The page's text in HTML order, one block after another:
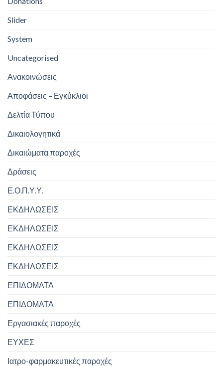
Slider
System
Uncategorised
Ανακοινώσεις
Αποφάσεις – Εγκύκλιοι
Δελτία Τύπου
Δικαιολογητικά
Δικαιώματα παροχές
Δράσεις
Ε.Ο.Π.Υ.Υ.
ΕΚΔΗΛΩΣΕΙΣ
ΕΚΔΗΛΩΣΕΙΣ
ΕΚΔΗΛΩΣΕΙΣ
ΕΚΔΗΛΩΣΕΙΣ
ΕΠΙΔΟΜΑΤΑ
ΕΠΙΔΟΜΑΤΑ
Εργασιακές παροχές
ΕΥΧΕΣ
Ιατρο-φαρμακευτικές παροχές